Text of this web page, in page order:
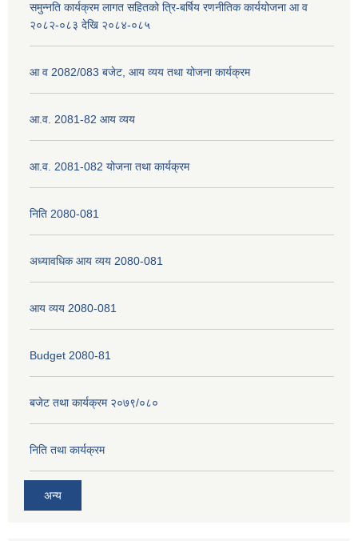
समुन्नति कार्यक्रम लागत सहितको त्रि-बर्षिय रणनीतिक कार्ययोजना आ व
२०८२-०८३ देखि २०८४-०८५
आ व 2082/083 बजेट, आय व्यय तथा योजना कार्यक्रम
आ.व. 2081-82 आय व्यय
आ.व. 2081-082 योजना तथा कार्यक्रम
निति 2080-081
अध्यावधिक आय व्यय 2080-081
आय व्यय 2080-081
Budget 2080-81
बजेट तथा कार्यक्रम २०७९/०८०
निति तथा कार्यक्रम
अन्य